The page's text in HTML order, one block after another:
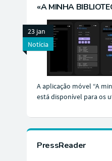
«A MINHA
23 jan
Notícia
A aplicação móvel “A
está disponível para os
PressReader